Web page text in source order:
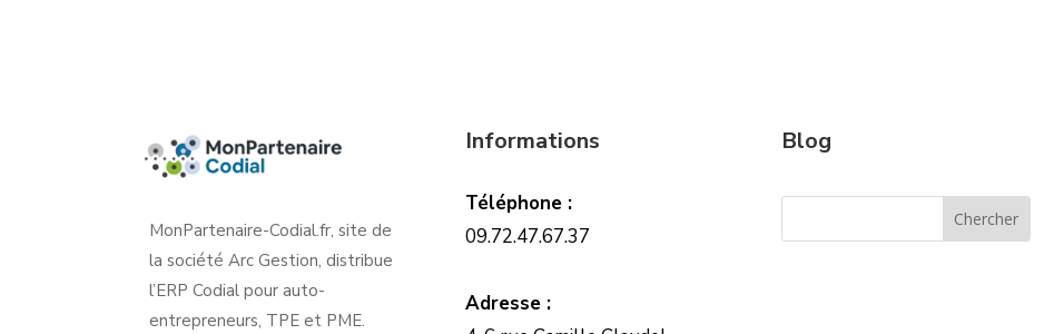
MonPartenaire-Codial.fr, site de
la société Arc Gestion, distribue
l’ERP Codial pour auto-
entrepreneurs, TPE et PME.
Informations
Téléphone :
09.72.47.67.37
Adresse :
Blog